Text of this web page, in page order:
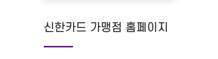
신한카드 가맹점 홈페이지